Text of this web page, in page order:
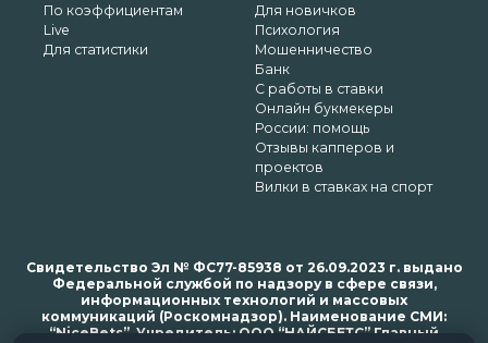
По коэффициентам
Live
Для статистики
Для новичков
Психология
Мошенничество
Банк
С работы в ставки
Онлайн букмекеры
России: помощь
Отзывы капперов и
проектов
Вилки в ставках на спорт
Свидетельство Эл № ФС77-85938 от 26.09.2023 г. выдано
Федеральной службой по надзору в сфере связи,
информационных технологий и массовых
коммуникаций (Роскомнадзор). Наименование СМИ:
“NiceBets”. Учредитель: ООО “НАЙСБЕТС” Главный